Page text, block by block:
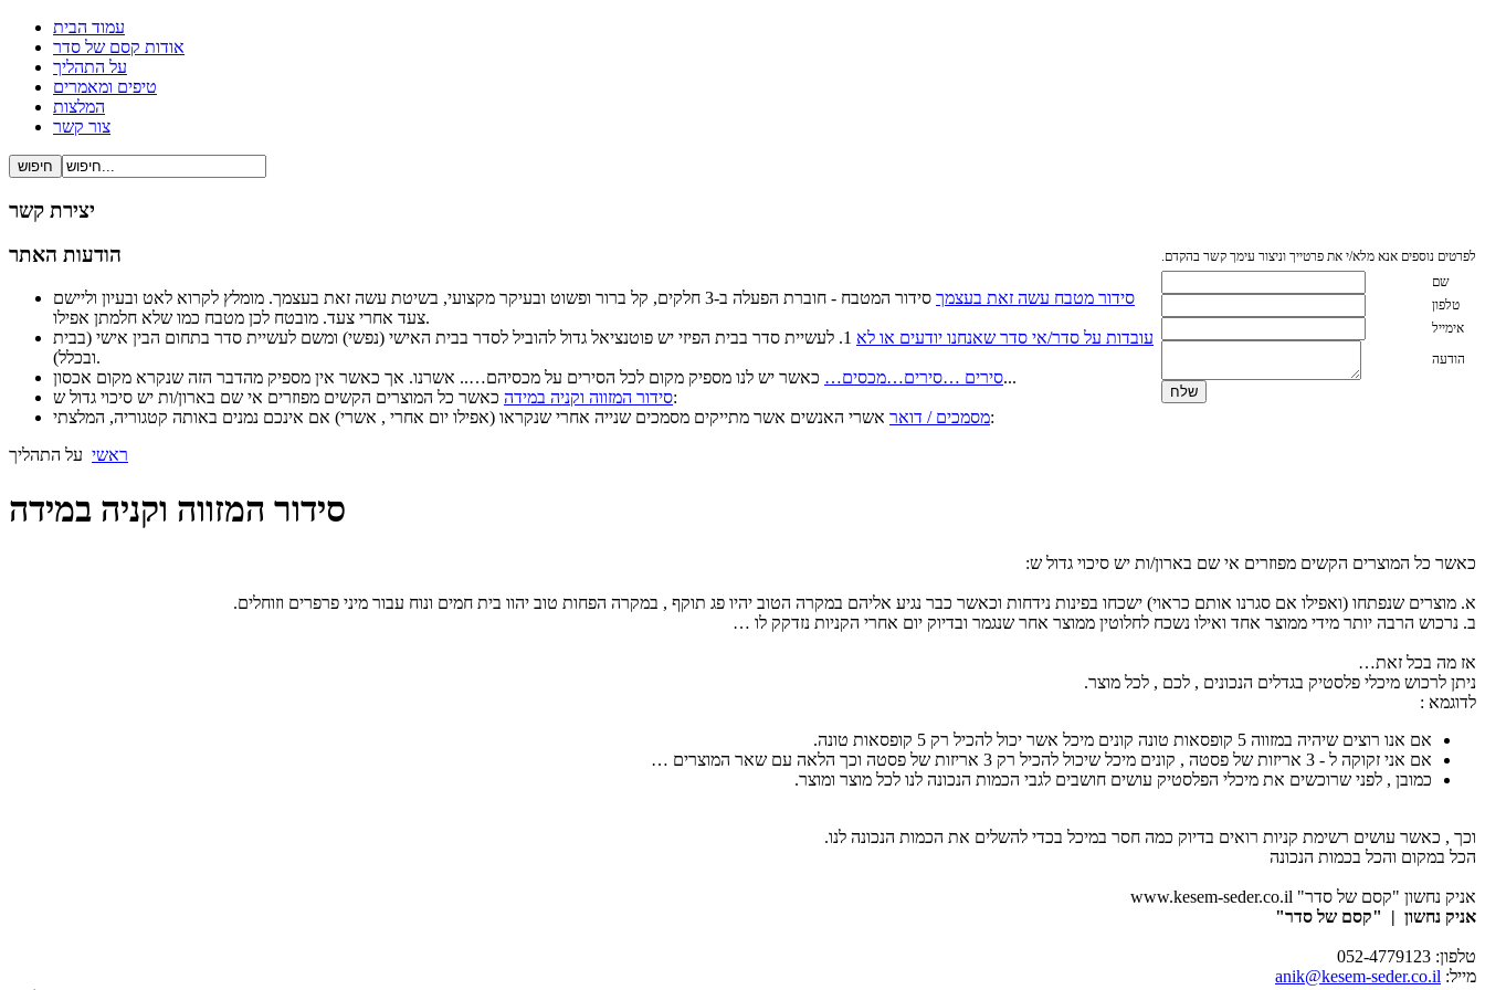
עמוד הבית
אודות קסם של סדר
על התהליך
טיפים ומאמרים
המלצות
צור קשר
יצירת קשר
לפרטים נוספים אנא מלא/י את פרטייך וניצור עימך קשר בהקדם.
שם
טלפון
אימייל
הודעה
הודעות האתר
סידור מטבח עשה זאת בעצמך
סידור המטבח - חוברת הפעלה ב-3 חלקים, קל ברור ופשוט ובעיקר מקצועי, בשיטת עשה זאת בעצמך. מומלץ לקרוא לאט ובעיון וליישם
צעד אחרי צעד. מובטח לכן מטבח כמו שלא חלמתן אפילו.
עובדות על סדר/אי סדר שאנחנו יודעים או לא
1. לעשיית סדר בבית הפיזי יש פוטנציאל גדול להוביל לסדר בבית האישי (נפשי) ומשם לעשיית סדר בתחום הבין אישי (בבית
ובכלל).
סירים …סירים…מכסים…כאשר יש לנו מספיק מקום לכל הסירים על מכסיהם….. אשרנו. אך כאשר אין מספיק מהדבר הזה שנקרא מקום אכסון...
סידור המזווה וקניה במידהכאשר כל המוצרים הקשים מפוזרים אי שם בארון/ות יש סיכוי גדול ש:
מסמכים / דואראשרי האנשים אשר מתייקים מסמכים שנייה אחרי שנקראו (אפילו יום אחרי , אשרי) אם אינכם נמנים באותה קטגוריה, המלצתי:
ראשי על התהליך
סידור המזווה וקניה במידה
כאשר כל המוצרים הקשים מפוזרים אי שם בארון/ות יש סיכוי גדול ש:
א. מוצרים שנפתחו (ואפילו אם סגרנו אותם כראוי) ישכחו בפינות נידחות וכאשר כבר נגיע אליהם במקרה הטוב יהיו פג תוקף , במקרה הפחות טוב יהוו בית חמים ונוח עבור מיני פרפרים וזוחלים.
ב. נרכוש הרבה יותר מידי ממוצר אחד ואילו נשכח לחלוטין ממוצר אחר שנגמר ובדיוק יום אחרי הקניות נזדקק לו …
אז מה בכל זאת…
ניתן לרכוש מיכלי פלסטיק בגדלים הנכונים , לכם , לכל מוצר.
לדוגמא :
אם אנו רוצים שיהיה במזווה 5 קופסאות טונה קונים מיכל אשר יכול להכיל רק 5 קופסאות טונה.
אם אני זקוקה ל - 3 אריזות של פסטה , קונים מיכל שיכול להכיל רק 3 אריזות של פסטה וכך הלאה עם שאר המוצרים …
כמובן , לפני שרוכשים את מיכלי הפלסטיק עושים חושבים לגבי הכמות הנכונה לנו לכל מוצר ומוצר.
וכך , כאשר עושים רשימת קניות רואים בדיוק כמה חסר במיכל בכדי להשלים את הכמות הנכונה לנו.
הכל במקום והכל בכמות הנכונה
אניק נחשון "קסם של סדר" www.kesem-seder.co.il
אניק נחשון | "קסם של סדר"
טלפון: 052-4779123
מייל: anik@kesem-seder.co.il